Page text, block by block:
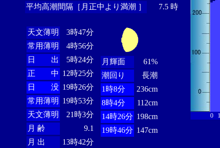
平均高潮間隔［月正中より満潮 ］
7.5 時
天文薄明
3時47分
常用薄明
4時56分
日 出
5時24分
正 中 12時25分
日 没 19時26分
常用薄明 19時53分
天文薄明
21時3分
月 齢
9.1
月 出
13時42分
月輝面
61%
潮回り
長潮
1時8分
236cm
8時4分
112cm
14時26分 198cm
19時46分 147cm
0